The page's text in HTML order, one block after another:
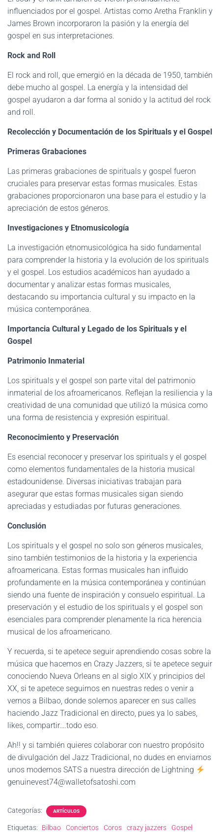
influenciados por el gospel. Artistas como Aretha Franklin y
James Brown incorporaron la pasión y la energía del
gospel en sus interpretaciones.
Rock and Roll
El rock and roll, que emergió en la década de 1950, también
debe mucho al gospel. La energía y la intensidad del
gospel ayudaron a dar forma al sonido y la actitud del rock
and roll.
Recolección y Documentación de los Spirituals y el Gospel
Primeras Grabaciones
Las primeras grabaciones de spirituals y gospel fueron
cruciales para preservar estas formas musicales. Estas
grabaciones proporcionaron una base para el estudio y la
apreciación de estos géneros.
Investigaciones y Etnomusicología
La investigación etnomusicológica ha sido fundamental
para comprender la historia y la evolución de los spirituals
y el gospel. Los estudios académicos han ayudado a
documentar y analizar estas formas musicales,
destacando su importancia cultural y su impacto en la
música contemporánea.
Importancia Cultural y Legado de los Spirituals y el
Gospel
Patrimonio Inmaterial
Los spirituals y el gospel son parte vital del patrimonio
inmaterial de los afroamericanos. Reflejan la resiliencia y la
creatividad de una comunidad que utilizó la música como
una forma de resistencia y expresión espiritual.
Reconocimiento y Preservación
Es esencial reconocer y preservar los spirituals y el gospel
como elementos fundamentales de la historia musical
estadounidense. Diversas iniciativas trabajan para
asegurar que estas formas musicales sigan siendo
apreciadas y estudiadas por futuras generaciones.
Conclusión
Los spirituals y el gospel no solo son géneros musicales,
sino también testimonios de la historia y la experiencia
afroamericana. Estas formas musicales han influido
profundamente en la música contemporánea y continúan
siendo una fuente de inspiración y consuelo espiritual. La
preservación y el estudio de los spirituals y el gospel son
esenciales para comprender plenamente la rica herencia
musical de los afroamericano.
Y recuerda, si te apetece seguir aprendiendo cosas sobre la
música que hacemos en Crazy Jazzers, si te apetece seguir
conociendo Nueva Orleans en al siglo XIX y principios del
XX, si te apetece seguirnos en nuestras redes o venir a
vernos a Bilbao, donde solemos aparecer en sus calles
haciendo Jazz Tradicional en directo, pues ya lo sabes,
likes, compartir….todo eso.
Ah!! y si también quieres colaborar con nuestro propósito
de divulgación del Jazz Tradicional, no dudes en enviarnos
unos modernos SATS a nuestra dirección de Lightning
genuinevest74@walletofsatoshi.com
Categorías: ARTÍCULOS
Etiquetas: Bilbao Conciertos Coros crazy jazzers
Gospel